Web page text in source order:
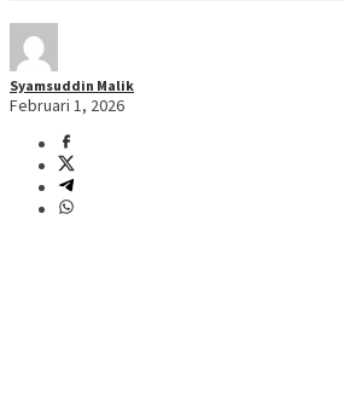
Syamsuddin Malik
Februari 1, 2026